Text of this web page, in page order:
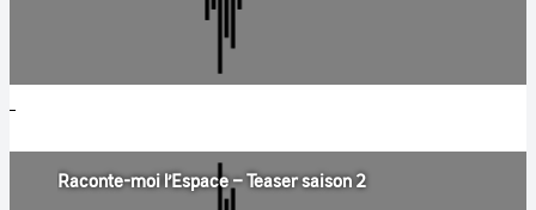
Raconte-moi l’Espace – Teaser saison 2